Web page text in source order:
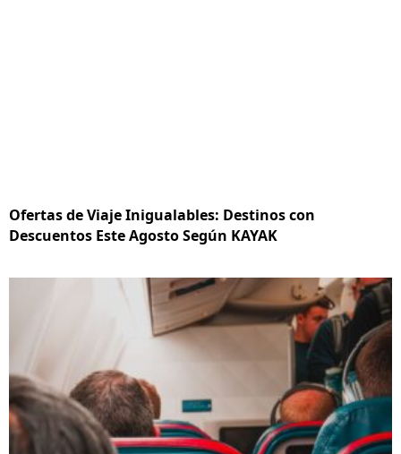
Ofertas de Viaje Inigualables: Destinos con
Descuentos Este Agosto Según KAYAK